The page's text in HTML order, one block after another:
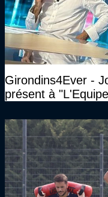
Girondins4Ever -
présent à